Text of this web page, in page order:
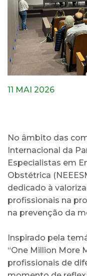
11 MAI 2026
No âmbito das
Internacional da
Especialistas em
Obstétrica
dedicado à
profissionais na
na prevenção da
Inspirado pela
“One Million More
profissionais de